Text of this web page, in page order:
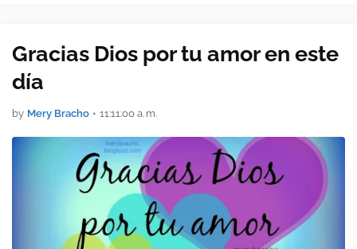
Gracias Dios por tu amor en este
día
by Mery Bracho • 11:11:00 a. m.